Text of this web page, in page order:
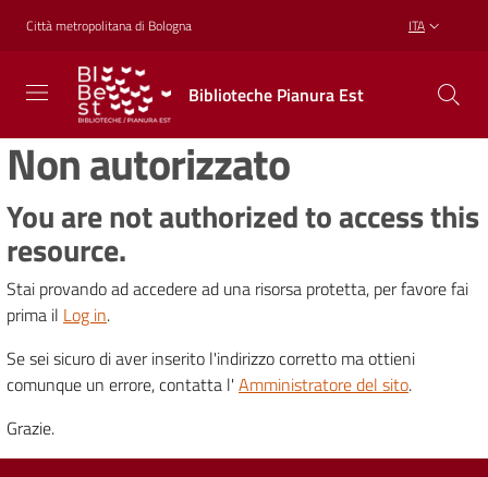
Vai al contenuto
Vai alla navigazione
Vai al footer
Città metropolitana di Bologna ITA
Biblioteche Pianura Est
Biblioteche
Pianura
Est
CONOSCERE,
CREARE,
Biblioteche
Cosa
offriamo
Non autorizzato
You are not authorized to access this
resource.
Stai provando ad accedere ad una risorsa protetta, per favore fai
prima il Log in.
Se sei sicuro di aver inserito l'indirizzo corretto ma ottieni
comunque un errore, contatta l' Amministratore del sito.
Grazie.